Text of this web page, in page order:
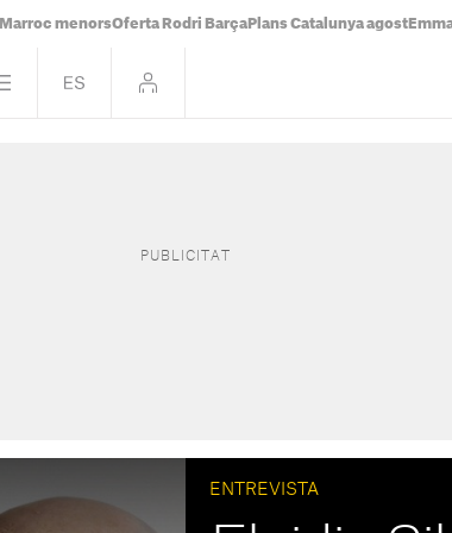
Marroc menorsOferta Rodri Barça Plans Catalunya agost
ENTREVISTA